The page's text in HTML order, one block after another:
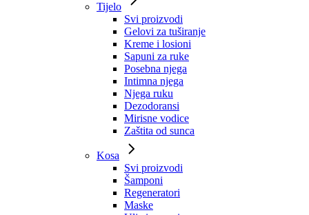
Tijelo
Svi proizvodi
Gelovi za tuširanje
Kreme i losioni
Sapuni za ruke
Posebna njega
Intimna njega
Njega ruku
Dezodoransi
Mirisne vodice
Zaštita od sunca
Kosa
Svi proizvodi
Šamponi
Regeneratori
Maske